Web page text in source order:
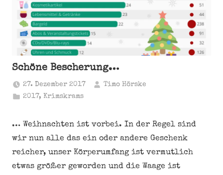
Schöne Bescherung…
27. Dezember 2017
Timo Hörske
2017, Krimskrams
… Weihnachten ist vorbei. In der Regel sind
wir nun alle das ein oder andere Geschenk
reicher, unser Körperumfang ist vermutlich
etwas größer geworden und die Waage ist